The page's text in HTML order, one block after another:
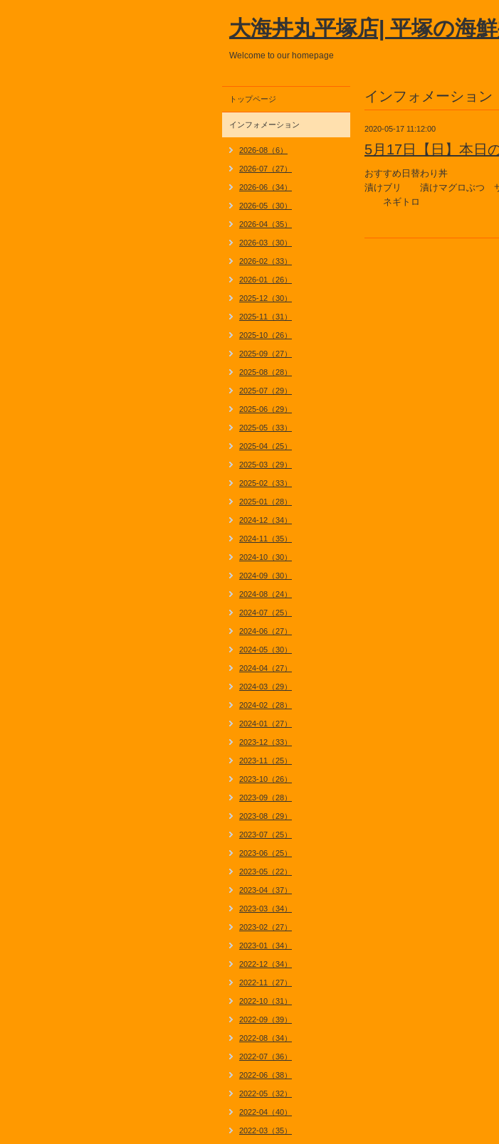
大海丼丸平塚店| 平塚の海
Welcome to our homepage
インフォメーション
2020-05-17 11:12:00
5月17日【日】本日
おすすめ日替わり丼
漬けブリ 漬けマグロぶつ サ
ネギトロ
トップページ
インフォメーション
2026-08（6）
2026-07（27）
2026-06（34）
2026-05（30）
2026-04（35）
2026-03（30）
2026-02（33）
2026-01（26）
2025-12（30）
2025-11（31）
2025-10（26）
2025-09（27）
2025-08（28）
2025-07（29）
2025-06（29）
2025-05（33）
2025-04（25）
2025-03（29）
2025-02（33）
2025-01（28）
2024-12（34）
2024-11（35）
2024-10（30）
2024-09（30）
2024-08（24）
2024-07（25）
2024-06（27）
2024-05（30）
2024-04（27）
2024-03（29）
2024-02（28）
2024-01（27）
2023-12（33）
2023-11（25）
2023-10（26）
2023-09（28）
2023-08（29）
2023-07（25）
2023-06（25）
2023-05（22）
2023-04（37）
2023-03（34）
2023-02（27）
2023-01（34）
2022-12（34）
2022-11（27）
2022-10（31）
2022-09（39）
2022-08（34）
2022-07（36）
2022-06（38）
2022-05（32）
2022-04（40）
2022-03（35）